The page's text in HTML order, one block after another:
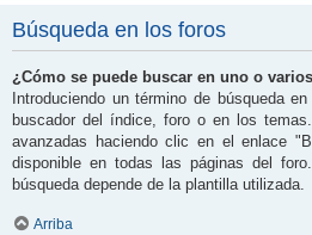
Búsqueda en los foros
¿Cómo se puede buscar en uno o
Introduciendo un término de búsqueda
buscador del índice, foro o en los
avanzadas haciendo clic en el enlace
disponible en todas las páginas del
búsqueda depende de la plantilla utilizada.
Arriba